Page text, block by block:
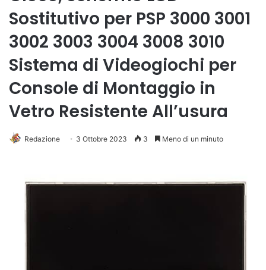
Sostitutivo per PSP 3000 3001
3002 3003 3004 3008 3010
Sistema di Videogiochi per
Console di Montaggio in
Vetro Resistente All’usura
Redazione 3 Ottobre 2023 3 Meno di un minuto